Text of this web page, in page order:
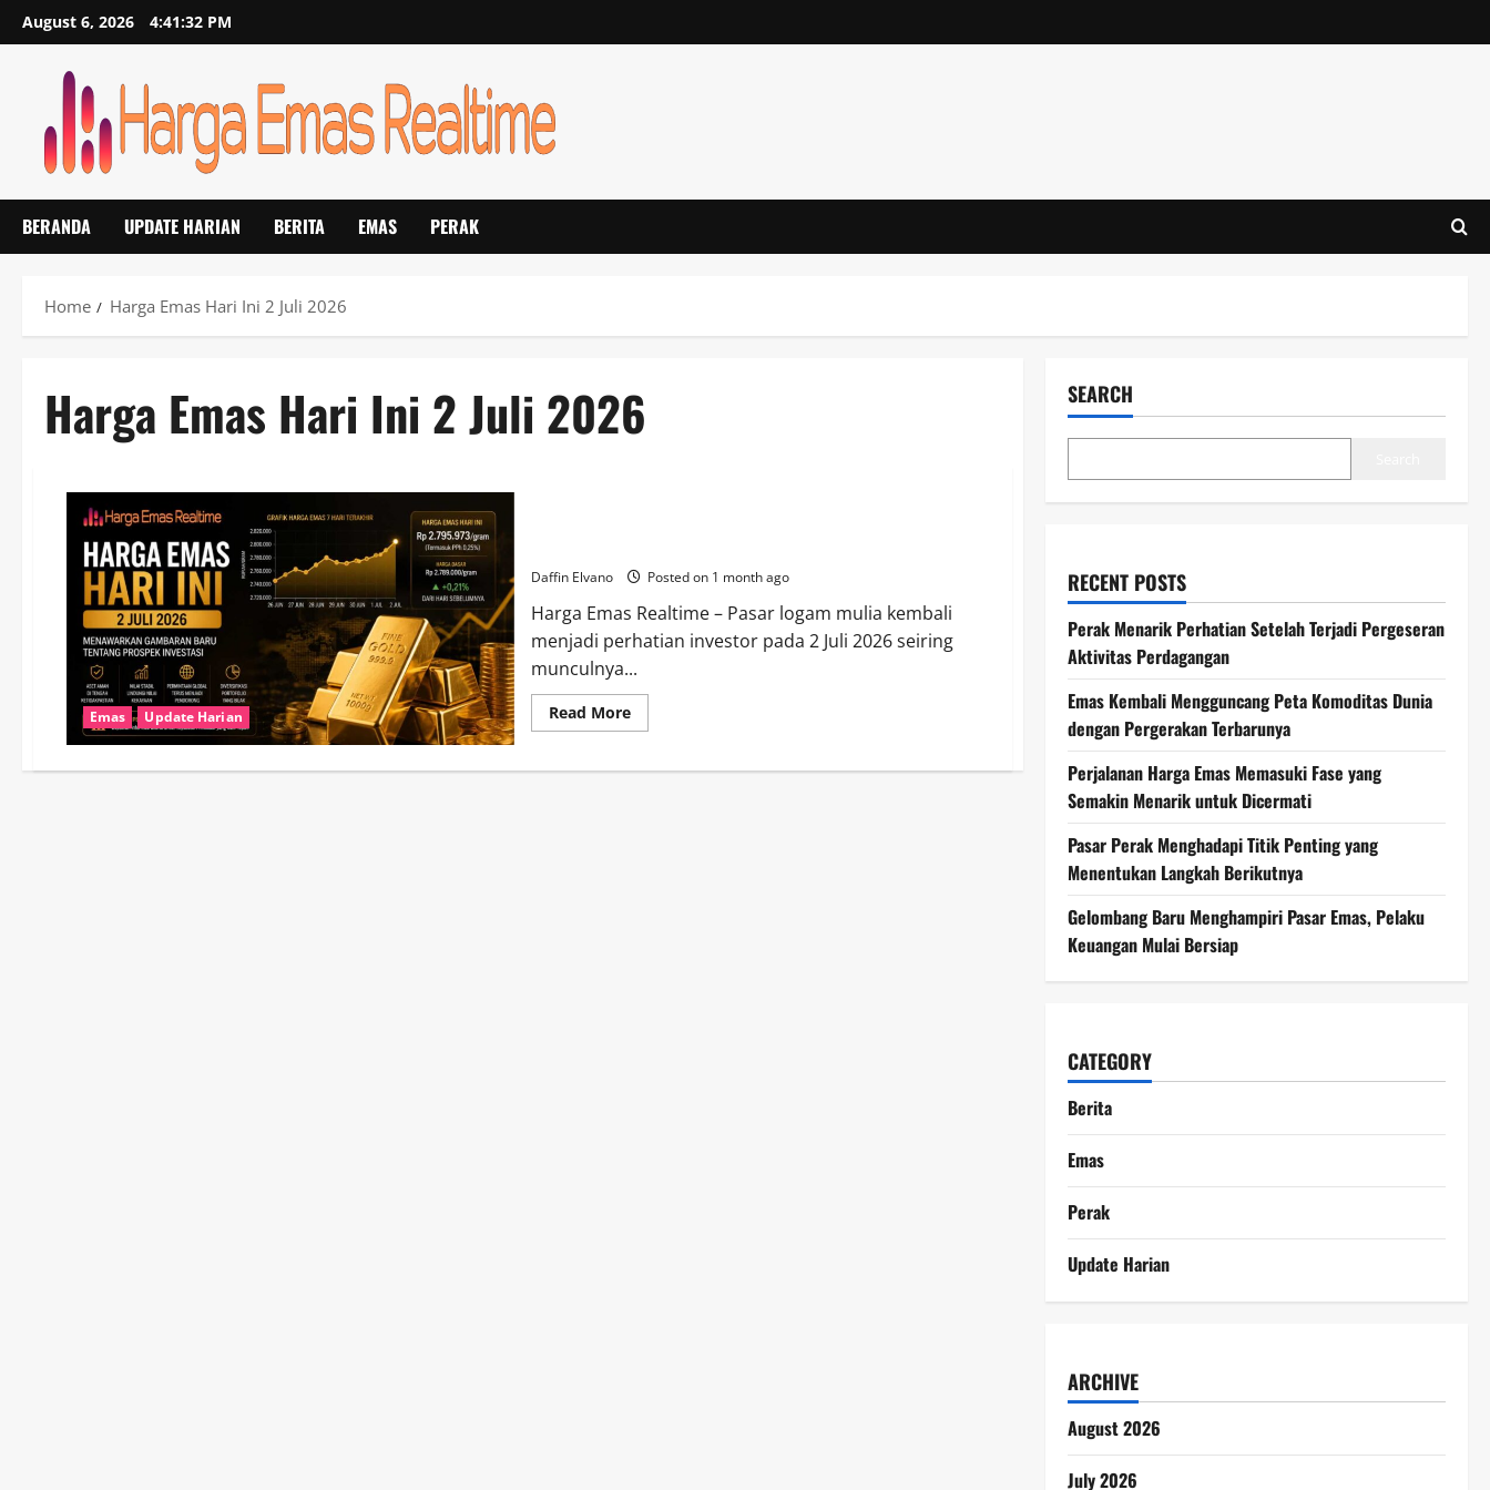
Skip
to
August 6, 2026 4:41:32 PM
BERANDA UPDATE HARIAN BERITA EMAS PERAK
Home Harga Emas Hari Ini 2 Juli 2026
Harga Emas Hari Ini 2 Juli 2026
Emas Update Harian
Daffin Elvano Posted on 1 month ago
Harga Emas Realtime – Pasar logam mulia kembali
menjadi perhatian investor pada 2 Juli 2026 seiring
munculnya...
Read MoreRead
more
Emas
SEARCH
RECENT POSTS
Perak Menarik Perhatian Setelah Terjadi Pergeseran
Aktivitas Perdagangan
Emas Kembali Mengguncang Peta Komoditas Dunia
dengan Pergerakan Terbarunya
Perjalanan Harga Emas Memasuki Fase yang
Semakin Menarik untuk Dicermati
Pasar Perak Menghadapi Titik Penting yang
Menentukan Langkah Berikutnya
Gelombang Baru Menghampiri Pasar Emas, Pelaku
Keuangan Mulai Bersiap
CATEGORY
Berita
Emas
Perak
Update Harian
ARCHIVE
August 2026
July 2026